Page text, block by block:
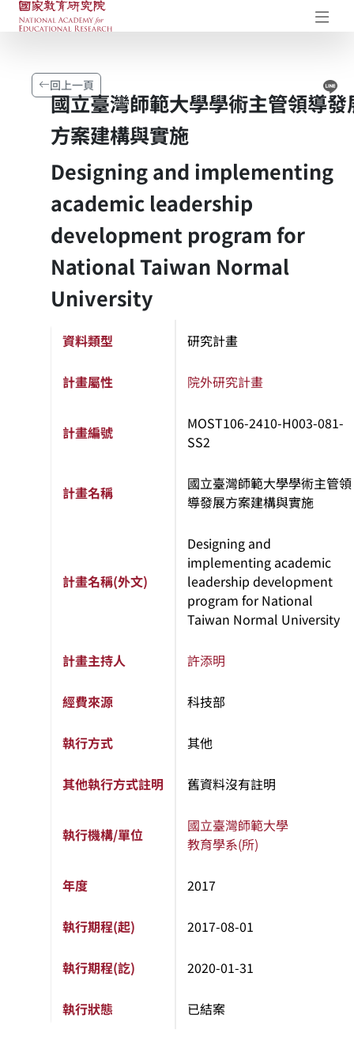
國家教育研究院-研究成果典藏庫
回上一頁
國立臺灣師範大學學術主管領導發
方案建構與實施
Designing and implementing
academic leadership
development program for
National Taiwan Normal
University
資料類型 研究計畫
計畫屬性 院外研究計畫
計畫編號
MOST106-2410-H003-081-
SS2
計畫名稱
國立臺灣師範大學學術主管領
導發展方案建構與實施
計畫名稱(外文)
Designing and
implementing academic
leadership development
program for National
Taiwan Normal University
計畫主持人 許添明
經費來源 科技部
執行方式 其他
其他執行方式註明 舊資料沒有註明
執行機構/單位
國立臺灣師範大學
教育學系(所)
年度 2017
執行期程(起) 2017-08-01
執行期程(訖) 2020-01-31
執行狀態 已結案